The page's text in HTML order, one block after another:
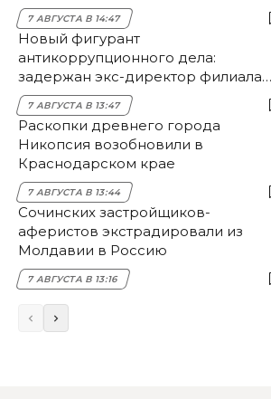
7 АВГУСТА В 14:47
Новый фигурант
антикоррупционного дела:
задержан экс-директор филиала
НЭСК Крымска
7 АВГУСТА В 13:47
Раскопки древнего города
Никопсия возобновили в
Краснодарском крае
7 АВГУСТА В 13:44
Сочинских застройщиков-
аферистов экстрадировали из
Молдавии в Россию
7 АВГУСТА В 13:16